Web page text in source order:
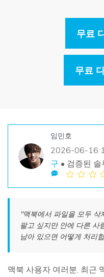
Recoverit -
Mac 시스템에서
분실/삭제된 데이터
기타 프로그램
Repairit - 데이터 복구
UBackit - 데이터 백업
디바이스 복구하기
삭제된 파일 복구
드라이브에서 복구
삭제된 미디어 복구
데이터 손실 시나리오
모든 기능 확인하기
다운로드
무료
무료
임민호
2026-06-16
구 • 검증된 솔
"맥북에서 파일을 모두 삭
팔고 싶지만 안에 다른 사
남아 있으면 어떻게 처리
맥북 사용자 여러분, 최근